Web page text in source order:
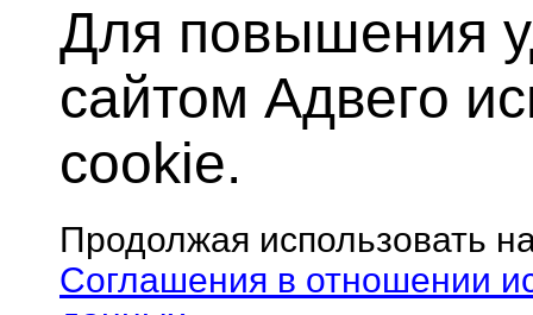
Для повышения
сайтом Адвего
cookie.
Продолжая использовать
Соглашения в отношении